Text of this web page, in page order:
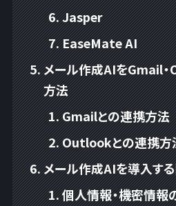
Jasper
EaseMate AI
メール作成AIをGmail
方法
Gmailとの連携方法
Outlookとの連携方
メール作成AIを導入す
個人情報・機密情報